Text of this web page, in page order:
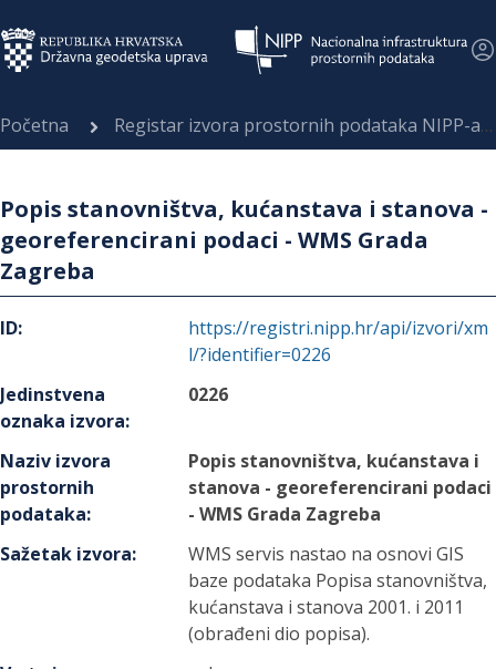
Početna Registar izvora prostornih podataka NIPP-a
Popis stanovništva, kućanstava i stanova -
georeferencirani podaci - WMS Grada
Zagreba
ID:
https://registri.nipp.hr/api/izvori/xm
l/?identifier=0226
Jedinstvena
oznaka izvora:
0226
Naziv izvora
prostornih
podataka:
Popis stanovništva, kućanstava i
stanova - georeferencirani podaci
- WMS Grada Zagreba
Sažetak izvora:
WMS servis nastao na osnovi GIS
baze podataka Popisa stanovništva,
kućanstava i stanova 2001. i 2011
(obrađeni dio popisa).